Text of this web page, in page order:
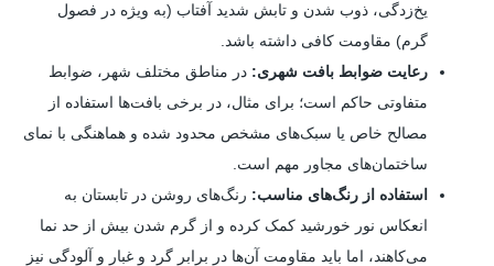
یخ‌زدگی، ذوب شدن و تابش شدید آفتاب (به ویژه در فصول
گرم) مقاومت کافی داشته باشد.
رعایت ضوابط بافت شهری: در مناطق مختلف شهر، ضوابط
متفاوتی حاکم است؛ برای مثال، در برخی بافت‌ها استفاده از
مصالح خاص یا سبک‌های مشخص محدود شده و هماهنگی با نمای
ساختمان‌های مجاور مهم است.
استفاده از رنگ‌های مناسب: رنگ‌های روشن در تابستان به
انعکاس نور خورشید کمک کرده و از گرم شدن بیش از حد نما
می‌کاهند، اما باید مقاومت آن‌ها در برابر گرد و غبار و آلودگی نیز